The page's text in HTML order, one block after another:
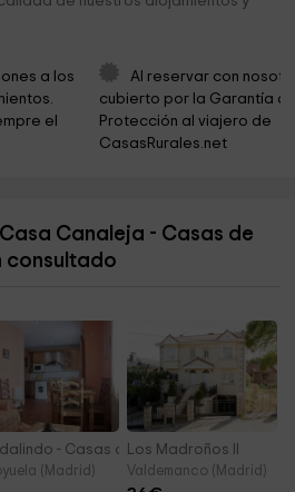
5,4 km
5,8 km
a los
el
Al reservar con
cubierto por la Garantía
Protección al viajero de
CasasRurales.net
Canaleja - Casas de
consultado
- Casas de Ángela
(Madrid)
Los Madroños II
Valdemanco (Madrid)